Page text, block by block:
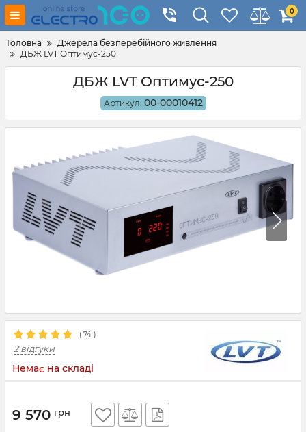
0
Головна
Джерела безперебійного живлення
ДБЖ LVT Оптимус-250
ДБЖ LVT Оптимус-250
Артикул: 00-00010412
( 74 )
2 відгуки
Немає на складі
9 570 грн